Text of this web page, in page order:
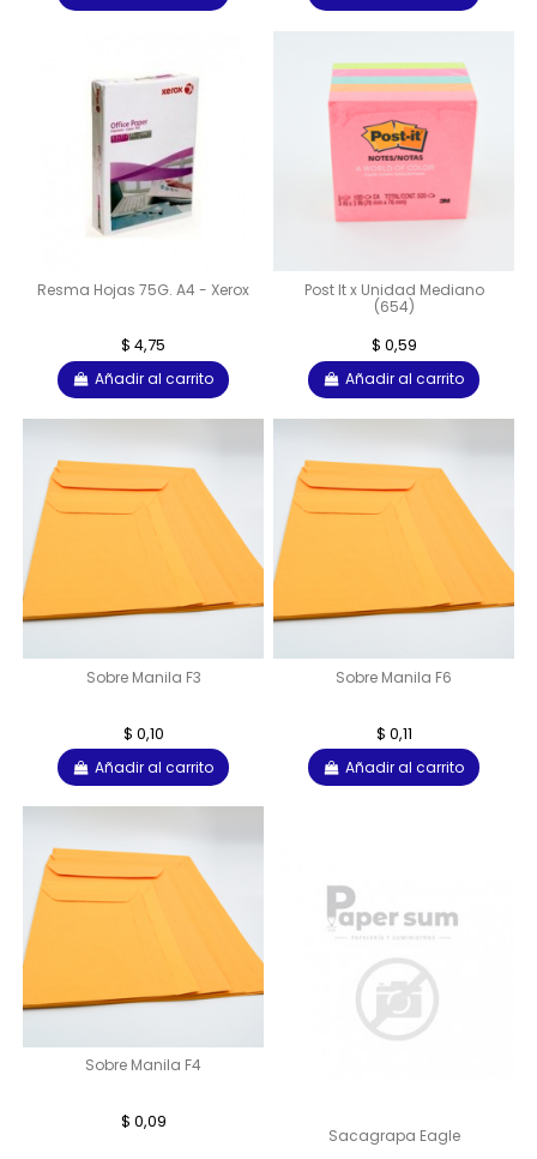
Resma Hojas 75G. A4 - Xerox
$ 4,75
Añadir al carrito
Post It x Unidad Mediano
(654)
$ 0,59
Añadir al carrito
Sobre Manila F3
$ 0,10
Añadir al carrito
Sobre Manila F6
$ 0,11
Añadir al carrito
Sobre Manila F4
$ 0,09
Sacagrapa Eagle